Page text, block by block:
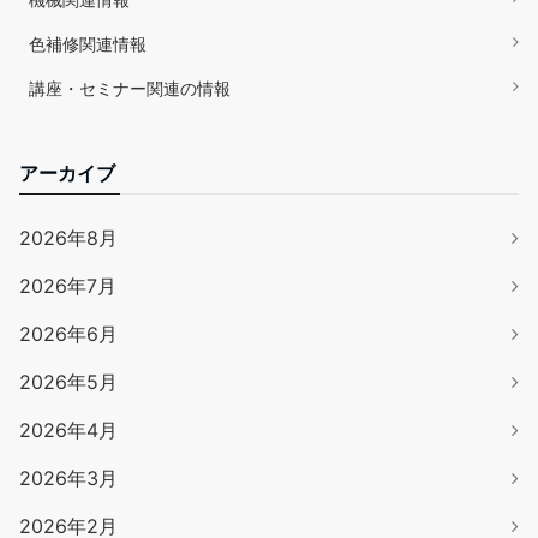
色補修関連情報
講座・セミナー関連の情報
アーカイブ
2026年8月
2026年7月
2026年6月
2026年5月
2026年4月
2026年3月
2026年2月